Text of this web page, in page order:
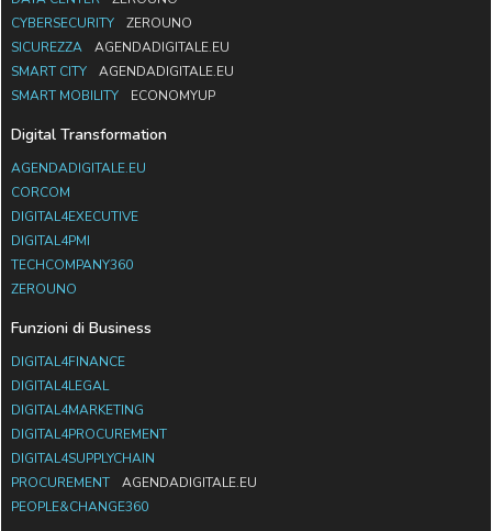
CYBERSECURITY
ZEROUNO
SICUREZZA
AGENDADIGITALE.EU
SMART CITY
AGENDADIGITALE.EU
SMART MOBILITY
ECONOMYUP
Digital Transformation
AGENDADIGITALE.EU
CORCOM
DIGITAL4EXECUTIVE
DIGITAL4PMI
TECHCOMPANY360
ZEROUNO
Funzioni di Business
DIGITAL4FINANCE
DIGITAL4LEGAL
DIGITAL4MARKETING
DIGITAL4PROCUREMENT
DIGITAL4SUPPLYCHAIN
PROCUREMENT
AGENDADIGITALE.EU
PEOPLE&CHANGE360